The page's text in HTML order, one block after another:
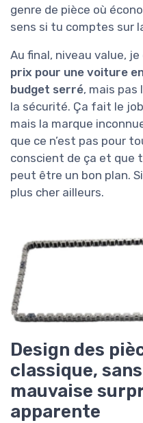
genre de pièce où
sens si tu comptes sur
Au final, niveau value, je
prix pour une voiture
budget serré, mais pas
la sécurité. Ça fait le
mais la marque
que ce n’est pas pour
conscient de ça et que
peut être un bon plan.
plus cher ailleurs.
Design des
classique,
mauvaise
apparente